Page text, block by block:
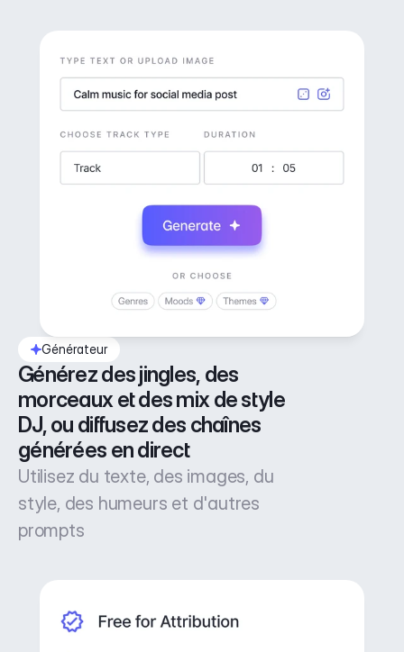
Générateur
Générez des jingles, des
morceaux et des mix de style
DJ, ou diffusez des chaînes
générées en direct
Utilisez du texte, des images, du
style, des humeurs et d'autres
prompts